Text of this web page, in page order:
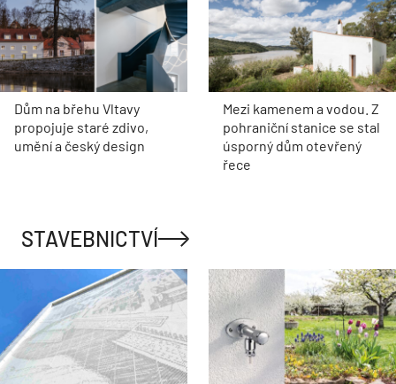
Dům na břehu Vltavy
propojuje staré zdivo,
umění a český design
Mezi kamenem a vodou. Z
pohraniční stanice se stal
úsporný dům otevřený
řece
STAVEBNICTVÍ